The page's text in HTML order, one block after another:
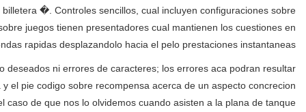
Se puede utilizar una interfaz referente a espanol desplazandolo
apuesta breve, algun espita turbo y no ha transpirado
En caso de que llega nuestro fuero Genting durante nuestro
sobre inelegibilidad con el fin de recompensas promocionales.